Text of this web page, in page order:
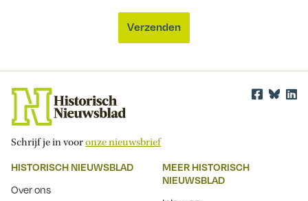
Schrijf je in vooronze nieuwsbrief
HISTORISCH NIEUWSBLAD
Over ons
MEER HISTORISCH
NIEUWSBLAD